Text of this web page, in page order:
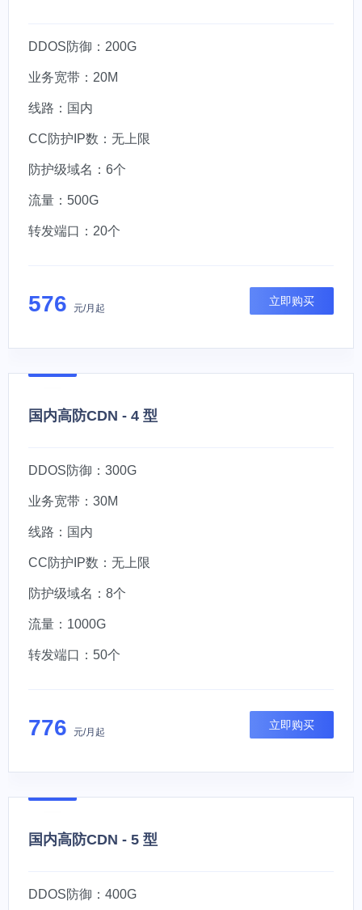
DDOS防御：200G
业务宽带：20M
线路：国内
CC防护IP数：无上限
防护级域名：6个
流量：500G
转发端口：20个
576 元/月起
立即购买
国内高防CDN - 4 型
DDOS防御：300G
业务宽带：30M
线路：国内
CC防护IP数：无上限
防护级域名：8个
流量：1000G
转发端口：50个
776 元/月起
立即购买
国内高防CDN - 5 型
DDOS防御：400G